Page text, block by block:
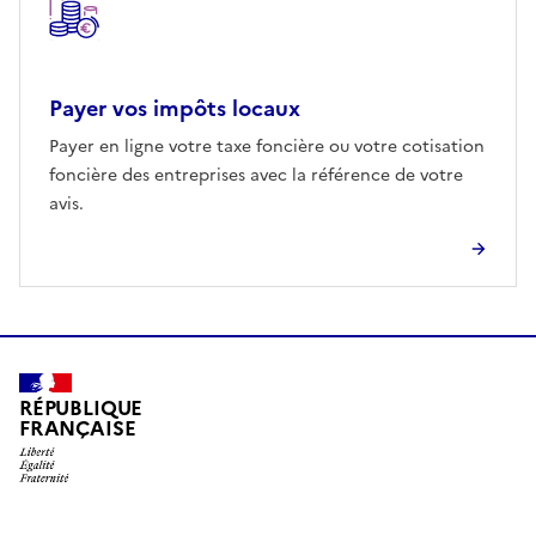
Payer vos impôts locaux
Payer en ligne votre taxe foncière ou votre cotisation
foncière des entreprises avec la référence de votre
avis.
RÉPUBLIQUE
FRANÇAISE